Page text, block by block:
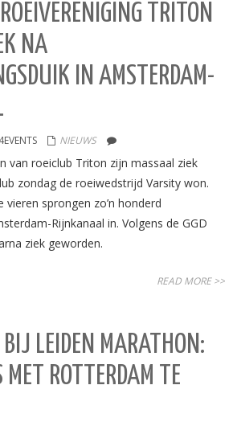
TRITON
NA
IN AMSTERDAM-
NIEUWS
van roeiclub Triton zijn massaal ziek
zondag de roeiwedstrijd Varsity won.
sprongen zo’n honderd
Rijnkanaal in. Volgens de GGD
ziek geworden.
READ MORE >>
BIJ LEIDEN MARATHON:
MET ROTTERDAM TE